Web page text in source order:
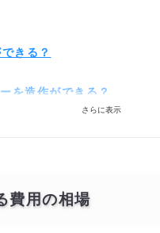
きる？
を造作ができる？
でするには？
さらに表示
費用の相場